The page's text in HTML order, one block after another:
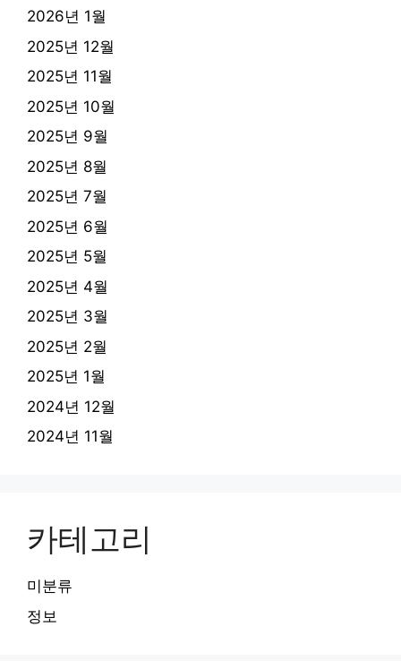
2026년 1월
2025년 12월
2025년 11월
2025년 10월
2025년 9월
2025년 8월
2025년 7월
2025년 6월
2025년 5월
2025년 4월
2025년 3월
2025년 2월
2025년 1월
2024년 12월
2024년 11월
카테고리
미분류
정보